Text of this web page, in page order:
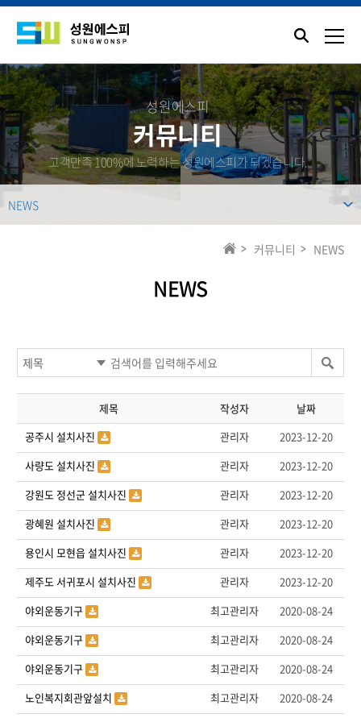
성원에스피
커뮤니티
고객만족 100%에 노력하는 성원에스피가 되겠습니다.
NEWS
커뮤니티 NEWS
NEWS
제목 작성자
날짜
공주시 설치사진
관리자
2023-12-20
사량도 설치사진
관리자
2023-12-20
강원도 정선군 설치사진
관리자
2023-12-20
광혜원 설치사진
관리자
2023-12-20
용인시 모현읍 설치사진
관리자
2023-12-20
제주도 서귀포시 설치사진
관리자
2023-12-20
야외운동기구
최고관리자
2020-08-24
야외운동기구
최고관리자
2020-08-24
야외운동기구
최고관리자
2020-08-24
노인복지회관앞설치
최고관리자 2020-08-24